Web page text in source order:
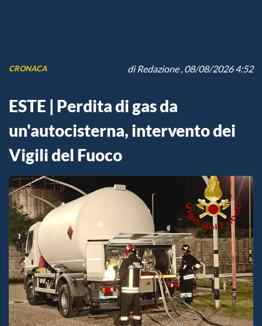
CRONACA diRedazione, 08/08/2026 4:52
ESTE | Perdita di gas da
un'autocisterna, intervento dei
Vigili del Fuoco